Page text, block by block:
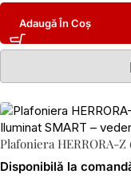
Adaugă În Coș
Plafoniera HERRORA-Z
Disponibilă la